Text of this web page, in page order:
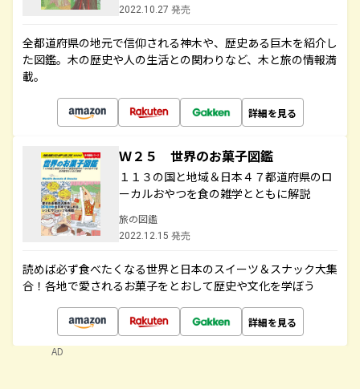
2022.10.27 発売
全都道府県の地元で信仰される神木や、歴史ある巨木を紹介し
た図鑑。木の歴史や人の生活との関わりなど、木と旅の情報満
載。
詳細を見る
Ｗ２５ 世界のお菓子図鑑
１１３の国と地域＆日本４７都道府県のロ
ーカルおやつを食の雑学とともに解説
旅の図鑑
2022.12.15 発売
読めば必ず食べたくなる世界と日本のスイーツ＆スナック大集
合！各地で愛されるお菓子をとおして歴史や文化を学ぼう
詳細を見る
AD